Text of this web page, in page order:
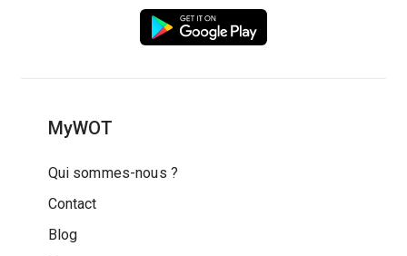
MyWOT
Qui sommes-nous ?
Contact
Blog